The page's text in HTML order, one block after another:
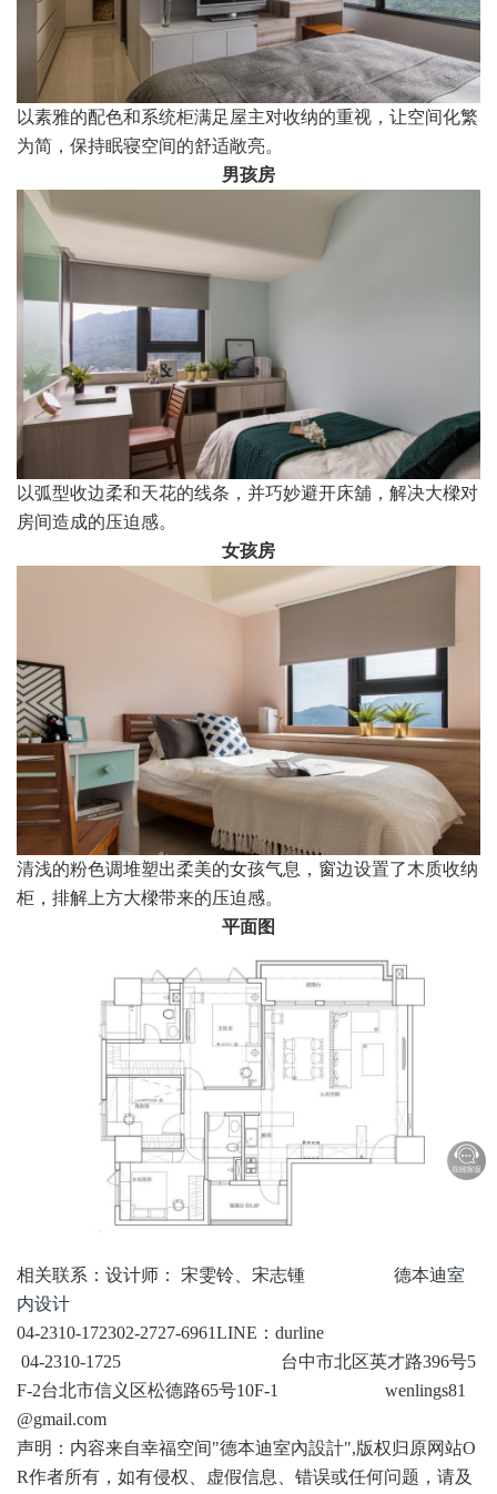
以素雅的配色和系统柜满足屋主对收纳的重视，让空间化繁
为简，保持眠寝空间的舒适敞亮。
男孩房
以弧型收边柔和天花的线条，并巧妙避开床舖，解决大樑对
房间造成的压迫感。
女孩房
清浅的粉色调堆塑出柔美的女孩气息，窗边设置了木质收纳
柜，排解上方大樑带来的压迫感。
平面图
相关联系：设计师： 宋雯铃、宋志锺 德本迪室
内设计
04-2310-172302-2727-6961LINE：durline
04-2310-1725 台中市北区英才路396号5
F-2台北市信义区松德路65号10F-1 wenlings81
@gmail.com
声明：内容来自幸福空间"德本迪室內設計",版权归原网站O
R作者所有，如有侵权、虚假信息、错误或任何问题，请及